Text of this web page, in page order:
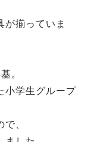
が揃っていま
。
小学生グループ
、